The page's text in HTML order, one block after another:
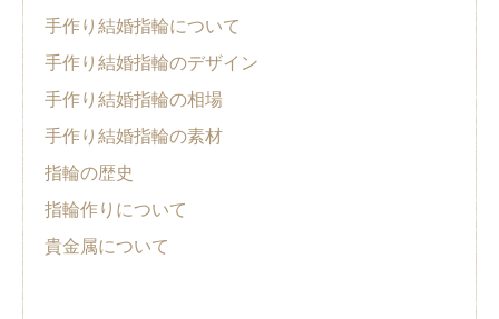
手作り結婚指輪について
手作り結婚指輪のデザイン
手作り結婚指輪の相場
手作り結婚指輪の素材
指輪の歴史
指輪作りについて
貴金属について